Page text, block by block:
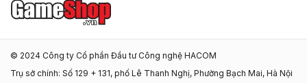
© 2024 Công ty Cổ phần Đầu tư Công nghệ HACOM
Trụ sở chính: Số 129 + 131, phố Lê Thanh Nghị, Phường Bạch Mai, Hà Nội